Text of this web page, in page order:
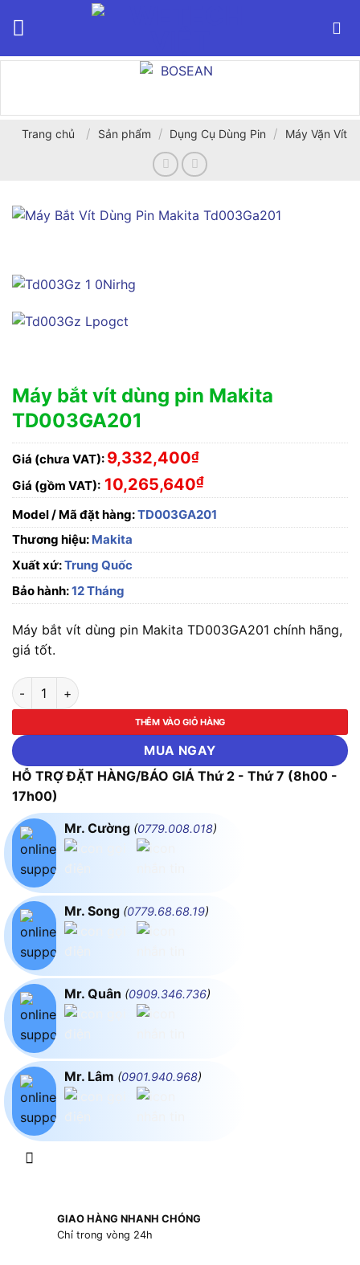
Trang chủ / Sản phẩm / Dụng Cụ Dùng Pin / Máy Vặn Vít
Máy bắt vít dùng pin Makita
TD003GA201
Giá (chưa VAT): 9,332,400₫
Giá (gồm VAT): 10,265,640₫
Model / Mã đặt hàng:TD003GA201
Thương hiệu: Makita
Xuất xứ:Trung Quốc
Bảo hành:12 Tháng
Máy bắt vít dùng pin Makita TD003GA201 chính hãng,
giá tốt.
Máy bắt vít dùng pin Makita TD003GA201 số lượng
THÊM VÀO GIỎ HÀNG
MUA NGAY
HỖ TRỢ ĐẶT HÀNG/BÁO GIÁ Thứ 2 - Thứ 7 (8h00 -
17h00)
Mr. Cường (0779.008.018)
Mr. Song (0779.68.68.19)
Mr. Quân (0909.346.736)
Mr. Lâm (0901.940.968)
GIAO HÀNG NHANH CHÓNG
Chỉ trong vòng 24h